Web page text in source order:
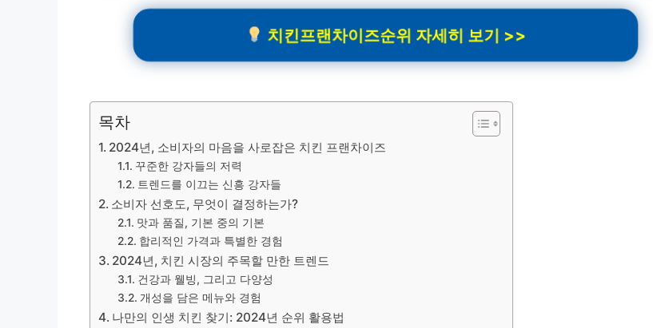
치킨프랜차이즈순위 자세히 보기 >>
목차
2024년, 소비자의 마음을 사로잡은 치킨 프랜차이즈
꾸준한 강자들의 저력
트렌드를 이끄는 신흥 강자들
소비자 선호도, 무엇이 결정하는가?
맛과 품질, 기본 중의 기본
합리적인 가격과 특별한 경험
2024년, 치킨 시장의 주목할 만한 트렌드
건강과 웰빙, 그리고 다양성
개성을 담은 메뉴와 경험
나만의 인생 치킨 찾기: 2024년 순위 활용법